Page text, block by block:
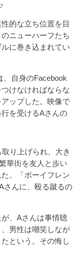
的な立ち位置を目
ニューハーフたち
に巻き込まれてい
自身のFacebook
けなければならな
ップした。映像で
を受けるAさんの
り上げられ、大き
華街を友人と歩い
。「ボーイフレン
さんに、殴る蹴るの
、Aさんは事情聴
男性は嘲笑しなが
という。その悔し